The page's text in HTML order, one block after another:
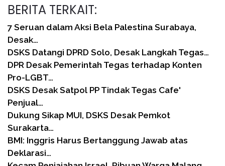
BERITA TERKAIT:
7 Seruan dalam Aksi Bela Palestina Surabaya,
Desak…
DSKS Datangi DPRD Solo, Desak Langkah Tegas…
DPR Desak Pemerintah Tegas terhadap Konten
Pro-LGBT…
DSKS Desak Satpol PP Tindak Tegas Cafe'
Penjual…
Dukung Sikap MUI, DSKS Desak Pemkot
Surakarta…
BMI: Inggris Harus Bertanggung Jawab atas
Deklarasi…